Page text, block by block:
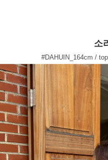
소
#DAHUIN_164cm /